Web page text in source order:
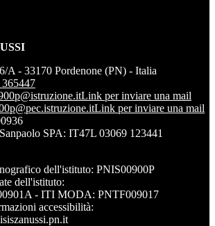
A - 33170 Pordenone (PN) - Italia
Link per inviare una mail
Link per inviare una mail
SPA: IT47L 03069 123441
dell'istituto: PNIS00900P
dell'istituto:
- ITI MODA: PNTF009017
accessibilità: